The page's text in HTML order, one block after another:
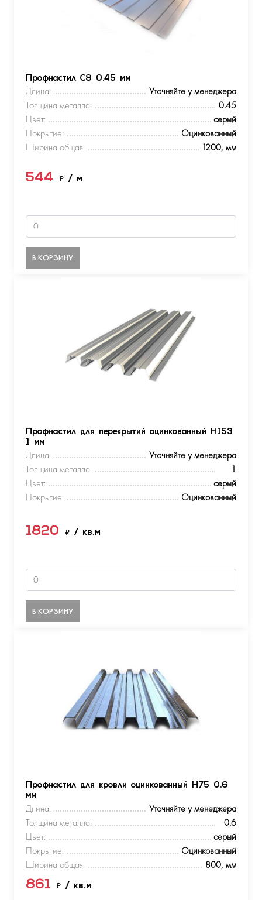
Профнастил С8 0.45 мм
Длина:
Уточняйте у менеджера
Толщина металла:
0.45
Цвет:
серый
Покрытие:
Оцинкованный
Ширина общая:
1200, мм
544 ₽ / м
В КОРЗИНУ
Профнастил для перекрытий оцинкованный Н153
1 мм
Длина:
Уточняйте у менеджера
Толщина металла:
1
Цвет:
серый
Покрытие:
Оцинкованный
1820 ₽ / кв.м
В КОРЗИНУ
Профнастил для кровли оцинкованный Н75 0.6
мм
Длина:
Уточняйте у менеджера
Толщина металла:
0.6
Цвет:
серый
Покрытие:
Оцинкованный
Ширина общая:
800, мм
861 ₽ / кв.м